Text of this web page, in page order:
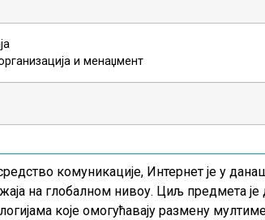
и менаџмент
комуникације, Интернет је у
на глобалном нивоу. Циљ предмета
које омогућавају размену